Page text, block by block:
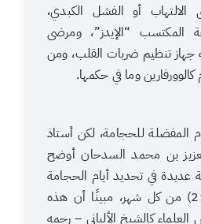
أو الفشل الكبدي،
المكتسب “الإيدز”، ومرضى
جهاز تنظيم ضربات القلب، ومن
وما في حكمها.
المفضلة للحجامة، لكن أستاذ
بن محمد السدحان أوضح
عديدة في تحديد أيام الحجامة
في ( 17، و 19، و 21) من كل شهر، مبينًا أن هذه
كالشيخ الألباني – رحمه